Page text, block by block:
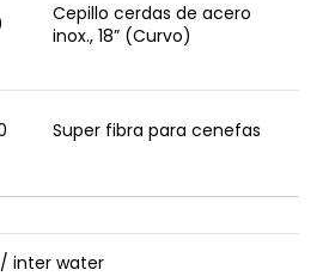
Cepillo cerdas de acero
inox., 18” (Curvo)
Super fibra para cenefas
/ inter water